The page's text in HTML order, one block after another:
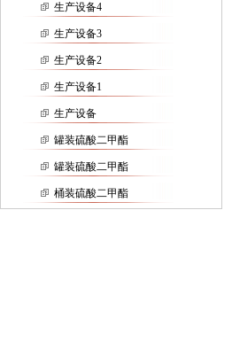
生产设备4
生产设备3
生产设备2
生产设备1
生产设备
罐装硫酸二甲酯
罐装硫酸二甲酯
桶装硫酸二甲酯